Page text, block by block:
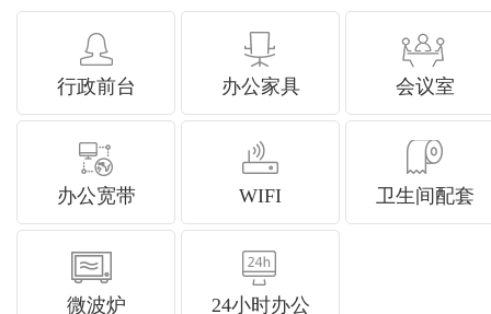
行政前台 办公家具 会议室
办公宽带 WIFI 卫生间配套
微波炉 24小时办公